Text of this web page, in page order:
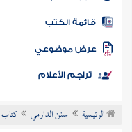
المكتبة
الكتب
موضوعي
تراجم الأعلام
الرئيسية سنن الدارمي كتاب